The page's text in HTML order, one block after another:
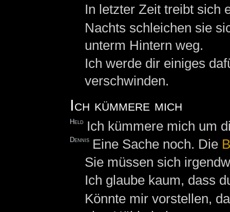
In letzter Zeit treibt sich
Nachts schleichen sie
unterm Hintern weg.
Ich werde dir einiges
verschwinden.
Ich kümmere mich
Held Ich kümmere mich um
Dennis Eine Sache noch. Die
Sie müssen sich
Ich glaube kaum, dass
Könnte mir vorstellen,